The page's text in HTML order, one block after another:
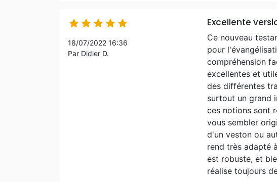
    
18/07/2022 16:36
Par Didier D.
Excellente
Ce nouveau
pour
compréhension
excellentes et
des différentes
surtout un grand
ces notions sont
vous sembler
d'un veston ou
rend très adapté
est robuste, et
réalise toujours